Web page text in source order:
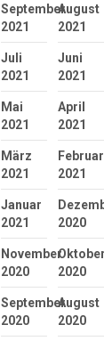
September
2021
August
2021
Juli
2021
Juni
2021
Mai
2021
April
2021
März
2021
Februar
2021
Januar
2021
2020
November
2020
Oktober
2020
September
2020
August
2020